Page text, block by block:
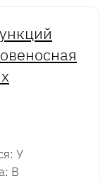
У
В